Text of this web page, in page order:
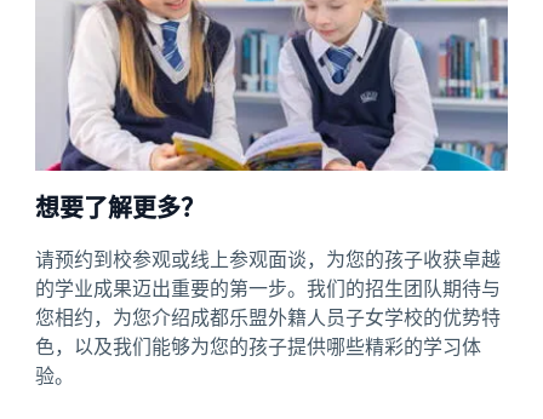
想要了解更多？
请预约到校参观或线上参观面谈，为您的孩子收获卓越
的学业成果迈出重要的第一步。我们的招生团队期待与
您相约，为您介绍成都乐盟外籍人员子女学校的优势特
色，以及我们能够为您的孩子提供哪些精彩的学习体
验。